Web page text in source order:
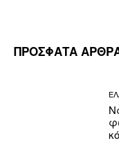
ΠΡΟΣΦΑΤΑ